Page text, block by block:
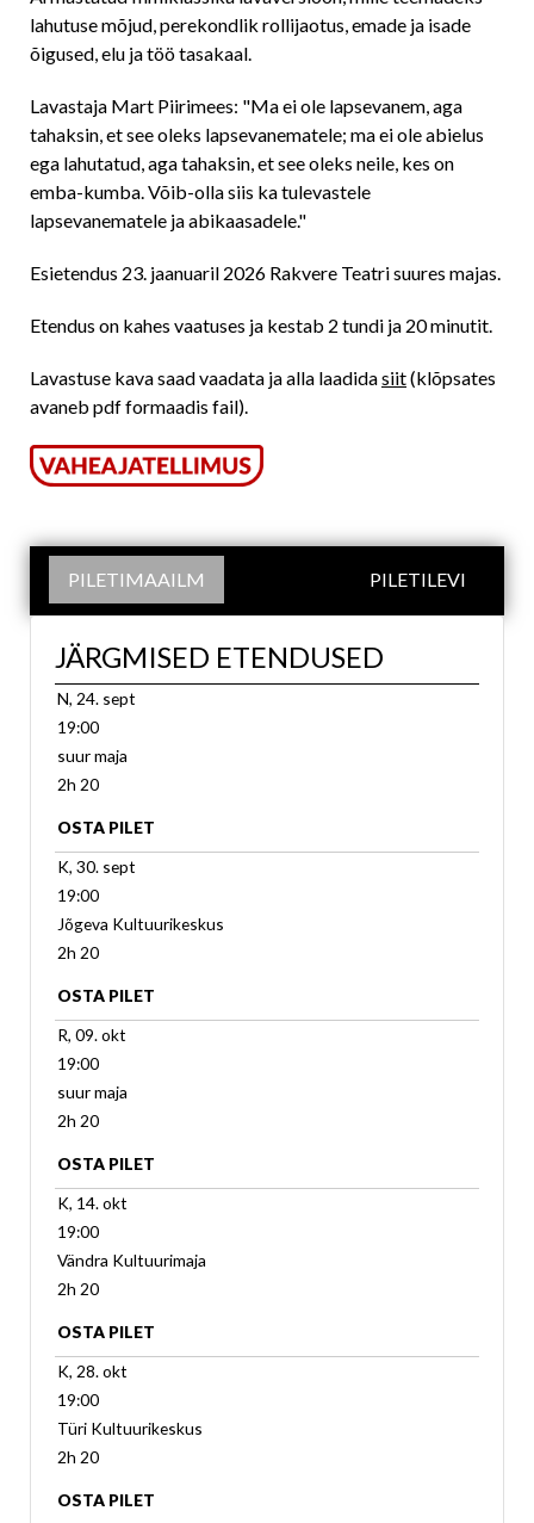
lahutuse mõjud, perekondlik rollijaotus, emade ja isade
õigused, elu ja töö tasakaal.
Lavastaja Mart Piirimees: "Ma ei ole lapsevanem, aga
tahaksin, et see oleks lapsevanematele; ma ei ole abielus
ega lahutatud, aga tahaksin, et see oleks neile, kes on
emba-kumba. Võib-olla siis ka tulevastele
lapsevanematele ja abikaasadele."
Esietendus 23. jaanuaril 2026 Rakvere Teatri suures majas.
Etendus on kahes vaatuses ja kestab 2 tundi ja 20 minutit.
Lavastuse kava saad vaadata ja alla laadidasiit(klõpsates
avaneb pdf formaadis fail).
PILETIMAAILM PILETILEVI
JÄRGMISED ETENDUSED
N, 24. sept
19:00
suur maja
2h 20
OSTA PILET
K, 30. sept
19:00
Jõgeva Kultuurikeskus
2h 20
OSTA PILET
R, 09. okt
19:00
suur maja
2h 20
OSTA PILET
K, 14. okt
19:00
Vändra Kultuurimaja
2h 20
OSTA PILET
K, 28. okt
19:00
Türi Kultuurikeskus
2h 20
OSTA PILET